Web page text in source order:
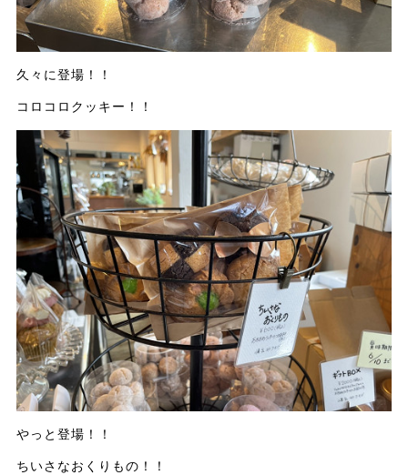
久々に登場！！
コロコロクッキー！！
やっと登場！！
ちいさなおくりもの！！